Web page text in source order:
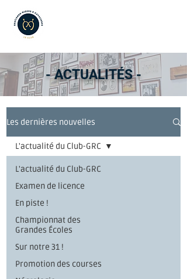
- ACTUALITÉS -
Les dernières nouvelles
L'actualité du Club-GRC
Examen de licence
En piste !
Championnat des
Grandes Écoles
Sur notre 31 !
Promotion des courses
L'actualité du Club-GRC